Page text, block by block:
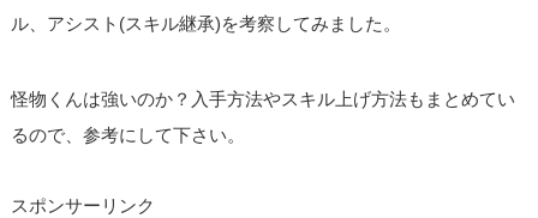
ル、アシスト(スキル継承)を考察してみました。
怪物くんは強いのか？入手方法やスキル上げ方法もまとめてい
るので、参考にして下さい。
スポンサーリンク